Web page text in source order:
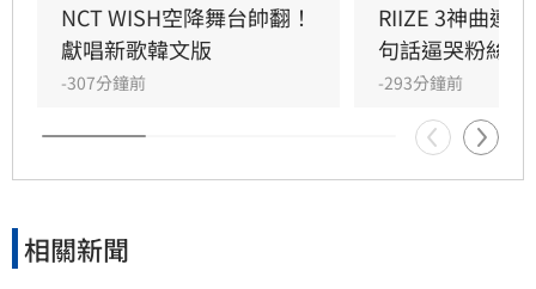
House Groove巧妙融合，曲風清爽且具質感。
成員們以優雅且帶有度假感的舞蹈動作，完美詮
釋歌曲的波浪律動，將夏日氛圍推向最高點。儘
管僅演出單曲，Red Velvet仍憑藉成熟且活潑的
舞台魅力，成功吸引全場目光，為粉絲帶來一場
視覺與聽覺的夏日饗宴。
NCT WISH空降舞台帥翻！
獻唱新歌韓文版
-307分鐘前
RIIZE 3神曲連
句話逼哭粉絲
-293分鐘前
相關新聞